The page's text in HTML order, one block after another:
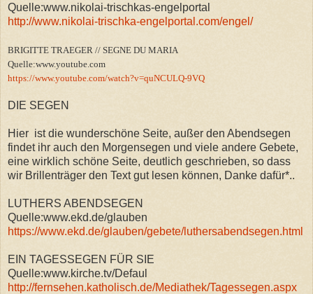
Quelle:www.nikolai-trischkas-engelportal
http://www.nikolai-trischka-engelportal.com/engel/
BRIGITTE TRAEGER // SEGNE DU MARIA
Quelle:www.youtube.com
https://www.youtube.com/watch?v=quNCULQ-9VQ
DIE SEGEN
Hier ist die wunderschöne Seite, außer den Abendsegen
findet ihr auch den Morgensegen und viele andere Gebete,
eine wirklich schöne Seite, deutlich geschrieben, so dass
wir Brillenträger den Text gut lesen können, Danke dafür*..
LUTHERS ABENDSEGEN
Quelle:www.ekd.de/glauben
https://www.ekd.de/glauben/gebete/luthersabendsegen.html
EIN TAGESSEGEN FÜR SIE
Quelle:www.kirche.tv/Defaul
http://fernsehen.katholisch.de/Mediathek/Tagessegen.aspx